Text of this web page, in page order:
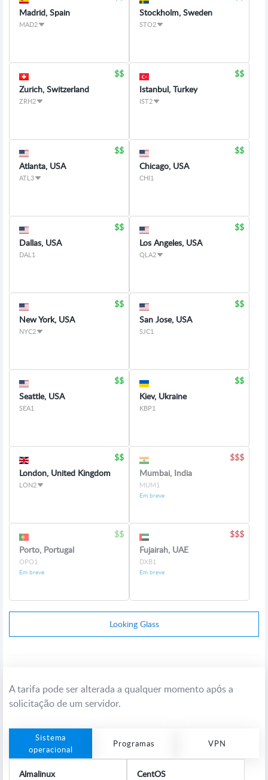
Madrid, Spain
MAD2
Stockholm, Sweden
STO2
Zurich, Switzerland
ZRH2
Istanbul, Turkey
IST2
Atlanta, USA
ATL3
Chicago, USA
CHI1
Dallas, USA
DAL1
Los Angeles, USA
QLA2
New York, USA
NYC2
San Jose, USA
SJC1
Seattle, USA
SEA1
Kiev, Ukraine
KBP1
London, United Kingdom
LON2
Mumbai, India
MUM1
Em breve
Porto, Portugal
OPO1
Em breve
Fujairah, UAE
DXB1
Em breve
Looking Glass
A tarifa pode ser alterada a qualquer momento após a
solicitação de um servidor.
Sistema
operacional
Programas VPN
Almalinux CentOS